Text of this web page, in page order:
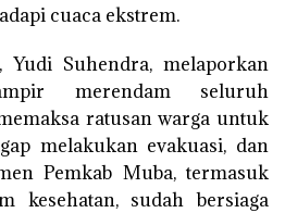
cuaca ekstrem.
Yudi Suhendra, melaporkan
merendam seluruh
ratusan warga untuk
melakukan evakuasi, dan
Pemkab Muba, termasuk
kesehatan, sudah bersiaga